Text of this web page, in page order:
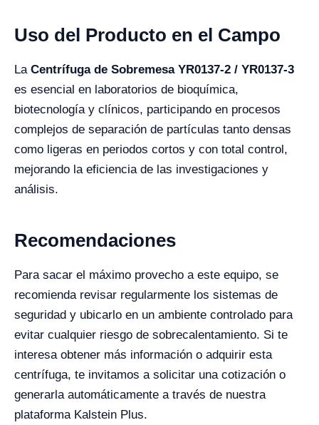
Uso del Producto en el Campo
La Centrífuga de Sobremesa YR0137-2 / YR0137-3
es esencial en laboratorios de bioquímica,
biotecnología y clínicos, participando en procesos
complejos de separación de partículas tanto densas
como ligeras en periodos cortos y con total control,
mejorando la eficiencia de las investigaciones y
análisis.
Recomendaciones
Para sacar el máximo provecho a este equipo, se
recomienda revisar regularmente los sistemas de
seguridad y ubicarlo en un ambiente controlado para
evitar cualquier riesgo de sobrecalentamiento. Si te
interesa obtener más información o adquirir esta
centrífuga, te invitamos a solicitar una cotización o
generarla automáticamente a través de nuestra
plataforma Kalstein Plus.